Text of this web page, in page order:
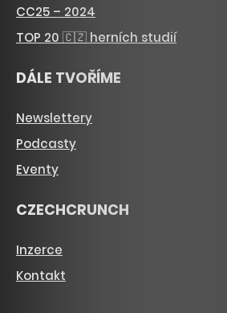
CC25 – 2024
TOP 20 🇨🇿 herních studií
DÁLE TVOŘÍME
Newslettery
Podcasty
Eventy
CZECHCRUNCH
Inzerce
Kontakt